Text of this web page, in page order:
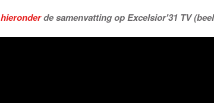
hieronderde samenvatting op Excelsior'31 TV